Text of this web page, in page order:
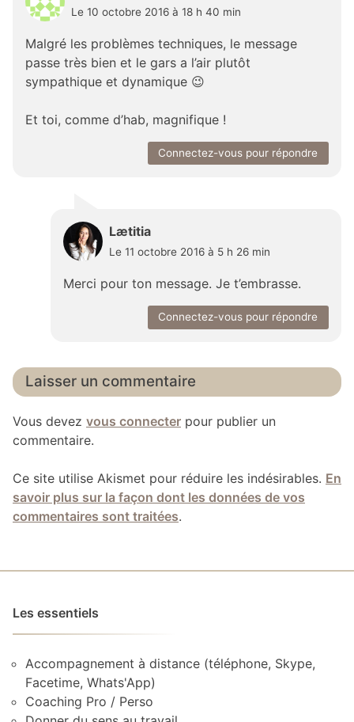
Le 10 octobre 2016 à 18 h 40 min
Malgré les problèmes techniques, le message
passe très bien et le gars a l’air plutôt
sympathique et dynamique 😉
Et toi, comme d’hab, magnifique !
Connectez-vous pour répondre
Lætitia
Le 11 octobre 2016 à 5 h 26 min
Merci pour ton message. Je t’embrasse.
Connectez-vous pour répondre
Laisser un commentaire
Vous devez vous connecter pour publier un
commentaire.
Ce site utilise Akismet pour réduire les indésirables. En
savoir plus sur la façon dont les données de vos
commentaires sont traitées.
Les essentiels
Accompagnement à distance (téléphone, Skype,
Facetime, Whats'App)
Coaching Pro / Perso